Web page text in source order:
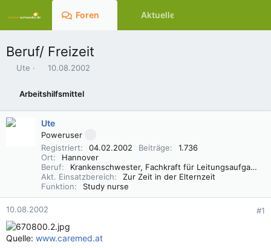
Foren Aktuelles
Beruf/ Freizeit
E
e
Ute
E
s
t
e
l
l
a
m
10.08.2002
Arbeitshilfsmittel
Ute
Poweruser
Registriert
04.02.2002 Beiträge
1.736
Ort
Hannover
Beruf
Krankenschwester, Fachkraft für Leitungsaufgaben in der Pflege (FLP)
Akt. Einsatzbereich
Zur Zeit in der Elternzeit
Funktion
Study nurse
10.08.2002 #1
Quelle: www.caremed.at